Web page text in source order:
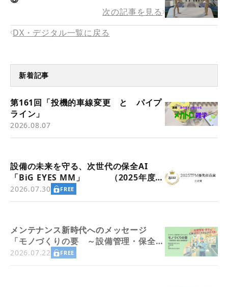
次の記事を見る
DX・デジタル一覧に戻る
新着記事
第161回「投機的車線変更 と パイプ
ライン」
2026.08.07
設備の未来を守る、次世代の保全AI
「BiG EYES MM」 （2025年度
TPM優秀商品賞 実効賞受賞）
2026.07.30 FREE
メンテナンス新時代へのメッセージ
「モノづくりの要 ～設備管理・保全と
価値創造～」
2026.07.22 FREE